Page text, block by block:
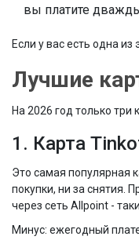
вы платите
Если у вас есть одна
Лучшие
На 2026 год только
1. Карта
Это самая популярная
покупки, ни за снятия.
через сеть Allpoint -
Минус: ежегодный